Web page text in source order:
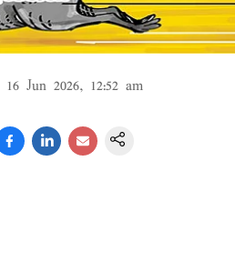
16 Jun 2026, 12:52 am